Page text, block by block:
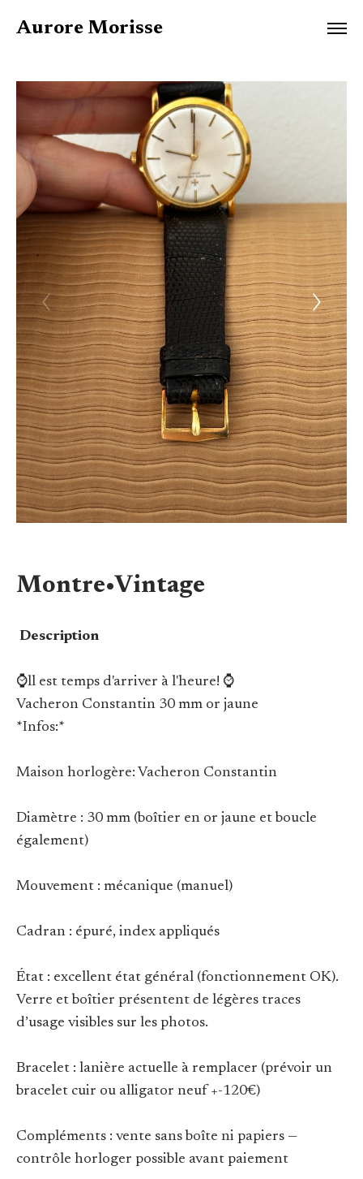
Aurore Morisse
Montre•Vintage
Description
⌚ll est temps d'arriver à l'heure! ⌚
Vacheron Constantin 30 mm or jaune
*Infos:*
Maison horlogère: Vacheron Constantin
Diamètre : 30 mm (boîtier en or jaune et boucle
également)
Mouvement : mécanique (manuel)
Cadran : épuré, index appliqués
État : excellent état général (fonctionnement OK).
Verre et boîtier présentent de légères traces
d’usage visibles sur les photos.
Bracelet : lanière actuelle à remplacer (prévoir un
bracelet cuir ou alligator neuf +-120€)
Compléments : vente sans boîte ni papiers —
contrôle horloger possible avant paiement